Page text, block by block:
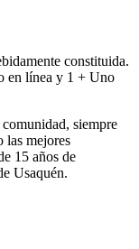
constituida.
en línea y 1 + Uno
siempre
las mejores
15 años de
Usaquén.